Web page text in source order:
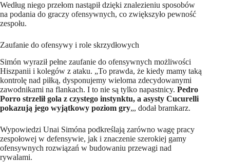
Według niego przełom nastąpił dzięki znalezieniu sposobów
na podania do graczy ofensywnych, co zwiększyło pewność
zespołu.
Zaufanie do ofensywy i role skrzydłowych
Simón wyraził pełne zaufanie do ofensywnych możliwości
Hiszpanii i kolegów z ataku. „To prawda, że kiedy mamy taką
kontrolę nad piłką, dysponujemy wieloma zdecydowanymi
zawodnikami na flankach. I to nie są tylko napastnicy. Pedro
Porro strzelił gola z czystego instynktu, a asysty Cucurelli
pokazują jego wyjątkowy poziom gry„, dodał bramkarz.
Wypowiedzi Unai Simóna podkreślają zarówno wagę pracy
zespołowej w defensywie, jak i znaczenie szerokiej gamy
ofensywnych rozwiązań w budowaniu przewagi nad
rywalami.